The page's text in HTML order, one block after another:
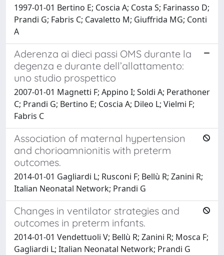
1997-01-01 Bertino E; Coscia A; Costa S; Farinasso D;
Prandi G; Fabris C; Cavaletto M; Giuffrida MG; Conti
A
Aderenza ai dieci passi OMS durante la
degenza e durante dell’allattamento:
uno studio prospettico
2007-01-01 Magnetti F; Appino I; Soldi A; Perathoner
C; Prandi G; Bertino E; Coscia A; Dileo L; Vielmi F;
Fabris C
Association of maternal hypertension
and chorioamnionitis with preterm
outcomes.
2014-01-01 Gagliardi L; Rusconi F; Bellù R; Zanini R;
Italian Neonatal Network; Prandi G
Changes in ventilator strategies and
outcomes in preterm infants.
2014-01-01 Vendettuoli V; Bellù R; Zanini R; Mosca F;
Gagliardi L; Italian Neonatal Network; Prandi G